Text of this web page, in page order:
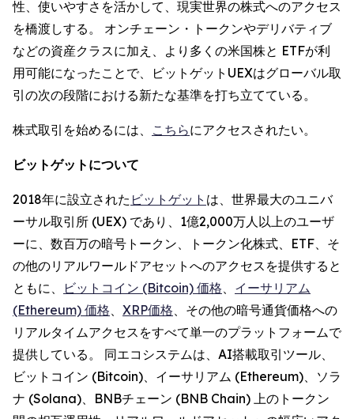
性、使いやすさを活かして、現実世界の株式へのアクセス
を橋渡しする。 オンチェーン・トークンやデリバティブ
などの資産クラスに加え、より多くの米国株と ETFが利
用可能になったことで、ビットゲットUEXはグローバル取
引の次の段階における新たな基準を打ち立てている。
株式取引を始めるには、 こちらにアクセスされたい。
ビットゲットについて
2018年に設立された ビットゲット は、世界最大のユニバ
ーサル取引所 (UEX) であり、1億2,000万人以上のユーザ
ーに、数百万の暗号トークン、トークン化株式、ETF、そ
の他のリアルワールドアセットへのアクセスを提供すると
ともに、
ビットコイン (Bitcoin) 価格
イーサリアム
(Ethereum) 価格
XRP価格 、その他の暗号通貨価格への
リアルタイムアクセスをすべて単一のプラットフォームで
提供している。 同エコシステムは、AI搭載取引ツール、
ビットコイン (Bitcoin)、イーサリアム (Ethereum)、ソラ
ナ (Solana)、BNBチェーン (BNB Chain) 上のトークン